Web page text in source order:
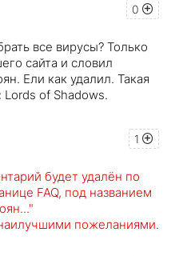
0
все вирусы? Только
сайта и словил
Ели как удалил. Такая
of Shadows.
1
будет удалён по
FAQ, под названием
пожеланиями.